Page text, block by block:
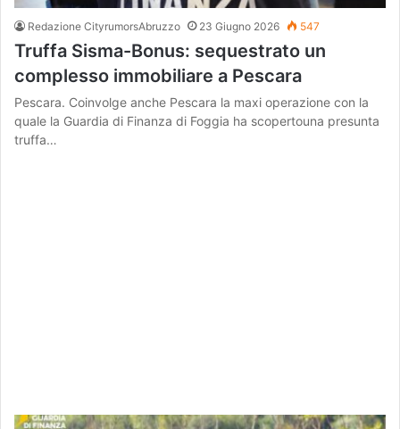
Redazione CityrumorsAbruzzo 23 Giugno 2026 547
Truffa Sisma-Bonus: sequestrato un
complesso immobiliare a Pescara
Pescara. Coinvolge anche Pescara la maxi operazione con la
quale la Guardia di Finanza di Foggia ha scopertouna presunta
truffa…